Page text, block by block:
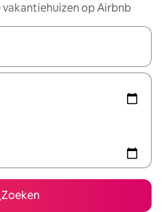
op Airbnb
zijn, maak je een keuze
Zoeken